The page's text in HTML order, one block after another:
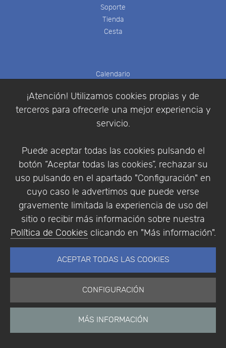
¡Atención! Utilizamos cookies propias y de
terceros para ofrecerle una mejor experiencia y
servicio.
Puede aceptar todas las cookies pulsando el
botón “Aceptar todas las cookies”, rechazar su
uso pulsando en el apartado "Configuración" en
cuyo caso le advertimos que puede verse
gravemente limitada la experiencia de uso del
sitio o recibir más información sobre nuestra
Política de Cookies clicando en "Más información".
ACEPTAR TODAS LAS COOKIES
CONFIGURACIÓN
MÁS INFORMACIÓN
Soporte
Tienda
Cesta
Calendario
Eventos pasados
Colaboradores
Encuestas
Videos
Addlink e-News
Archivo e-News
Software Científico
Síganos
Contáctenos
Empresa
Aviso Legal
Política de Cookies